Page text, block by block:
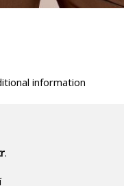
information
.